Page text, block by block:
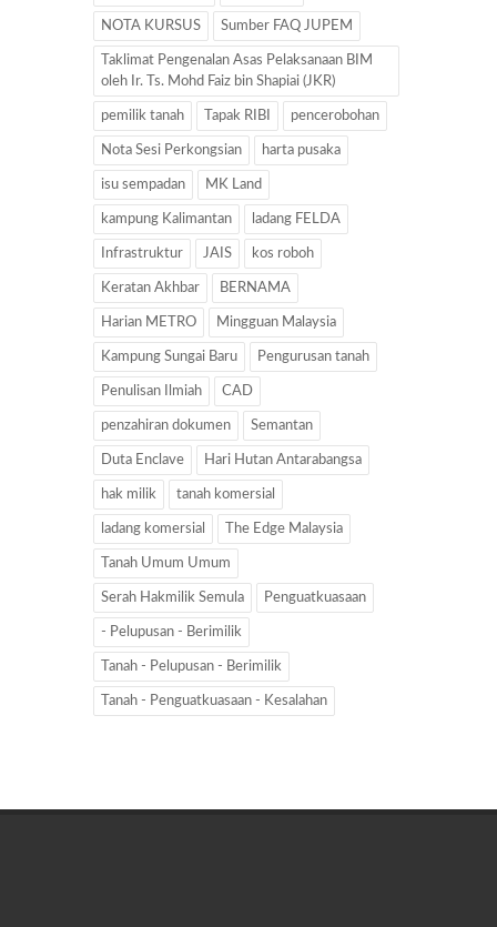
NOTA KURSUS Sumber FAQ JUPEM
Taklimat Pengenalan Asas Pelaksanaan BIM
oleh Ir. Ts. Mohd Faiz bin Shapiai (JKR)
pemilik tanah Tapak RIBI pencerobohan
Nota Sesi Perkongsian harta pusaka
isu sempadan MK Land
kampung Kalimantan ladang FELDA
Infrastruktur JAIS kos roboh
Keratan Akhbar BERNAMA
Harian METRO Mingguan Malaysia
Kampung Sungai Baru Pengurusan tanah
Penulisan Ilmiah CAD
penzahiran dokumen Semantan
Duta Enclave Hari Hutan Antarabangsa
hak milik tanah komersial
ladang komersial The Edge Malaysia
Tanah Umum Umum
Serah Hakmilik Semula Penguatkuasaan
- Pelupusan - Berimilik
Tanah - Pelupusan - Berimilik
Tanah - Penguatkuasaan - Kesalahan